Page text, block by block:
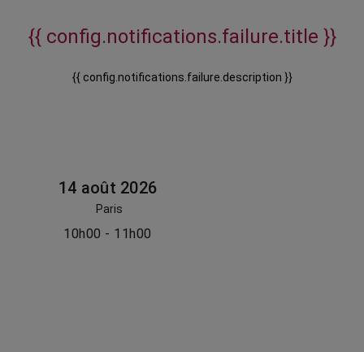
{{ config.notifications.failure.title }}
{{ config.notifications.failure.description }}
14 août 2026
Paris
10h00 - 11h00